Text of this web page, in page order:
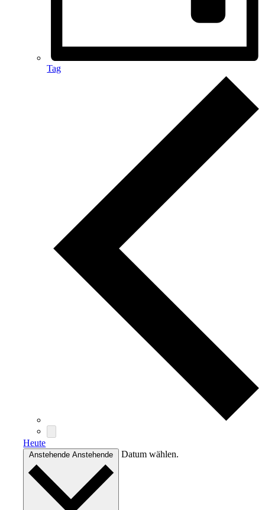
Tag
Heute
AnstehendeAnstehende Datum wählen.